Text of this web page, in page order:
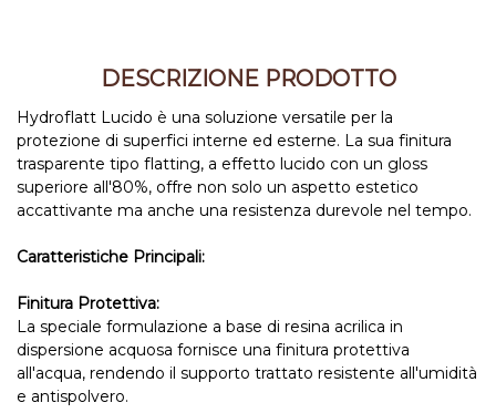
DESCRIZIONE PRODOTTO
Hydroflatt Lucido è una soluzione versatile per la
protezione di superfici interne ed esterne. La sua finitura
trasparente tipo flatting, a effetto lucido con un gloss
superiore all'80%, offre non solo un aspetto estetico
accattivante ma anche una resistenza durevole nel tempo.
Caratteristiche Principali:
Finitura Protettiva:
La speciale formulazione a base di resina acrilica in
dispersione acquosa fornisce una finitura protettiva
all'acqua, rendendo il supporto trattato resistente all'umidità
e antispolvero.